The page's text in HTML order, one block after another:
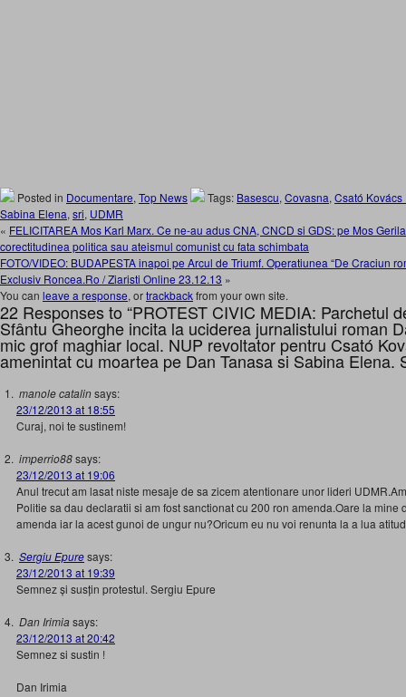
Posted in Documentare, Top News Tags: Basescu, Covasna, Csató Kovács
Sabina Elena, sri, UDMR
« FELICITAREA Mos Karl Marx. Ce ne-au adus CNA, CNCD si GDS: pe Mos
corectitudinea politica sau ateismul comunist cu fata schimbata
FOTO/VIDEO: BUDAPESTA inapoi pe Arcul de Triumf. Operatiunea “De Craciun
Exclusiv Roncea.Ro / Ziaristi Online 23.12.13 »
You can leave a response, ortrackbackfrom your own site.
22 Responses to “PROTEST CIVIC MEDIA: Parchetul
Sfântu Gheorghe incita la uciderea jurnalistului roman
mic grof maghiar local. NUP revoltator pentru Csató
amenintat cu moartea pe Dan Tanasa si Sabina Elena.
manole catalinsays:
23/12/2013 at 18:55
Curaj, noi te sustinem!
imperrio88says:
23/12/2013 at 19:06
Anul trecut am lasat niste mesaje de sa zicem atentionare unor lideri
Politie sa dau declaratii si am fost sanctionat cu 200 ron amenda.Oare la mine
amenda iar la acest gunoi de ungur nu?Oricum eu nu voi renunta la a lua
Sergiu Epuresays:
23/12/2013 at 19:39
Semnez și susțin protestul. Sergiu Epure
Dan Irimiasays:
23/12/2013 at 20:42
Semnez si sustin !
Dan Irimia